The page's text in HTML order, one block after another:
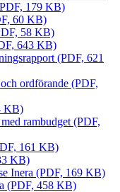
179 KB)
60 KB)
58 KB)
643 KB)
(PDF, 621
ordförande (PDF,
KB)
rambudget (PDF,
161 KB)
KB)
Inera (PDF, 169 KB)
(PDF, 458 KB)